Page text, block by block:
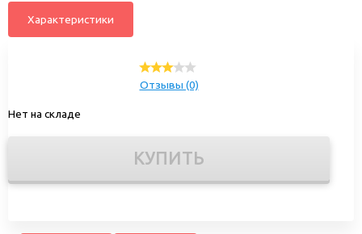
Характеристики
Отзывы (0)
Нет на складе
КУПИТЬ